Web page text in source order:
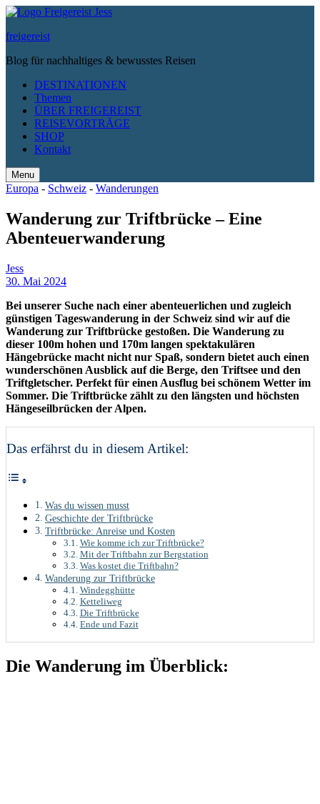
freigereist
Blog für nachhaltiges & bewusstes Reisen
DESTINATIONEN
Themen
ÜBER FREIGEREIST
REISEVORTRÄGE
SHOP
Kontakt
Menu
Search
Europa - Schweiz - Wanderungen
Wanderung zur Triftbrücke – Eine
Abenteuerwanderung
Jess
30. Mai 2024
Bei unserer Suche nach einer abenteuerlichen und zugleich
günstigen Tageswanderung in der Schweiz sind wir auf die
Wanderung zur Triftbrücke gestoßen. Die Wanderung zu
dieser 100m hohen und 170m langen spektakulären
Hängebrücke macht nicht nur Spaß, sondern bietet auch einen
wunderschönen Ausblick auf die Berge, den Triftsee und den
Triftgletscher. Perfekt für einen Ausflug bei schönem Wetter im
Sommer. Die Triftbrücke zählt zu den längsten und höchsten
Hängeseilbrücken der Alpen.
Das erfährst du in diesem Artikel:
Was du wissen musst
Geschichte der Triftbrücke
Triftbrücke: Anreise und Kosten
Wie komme ich zur Triftbrücke?
Mit der Triftbahn zur Bergstation
Was kostet die Triftbahn?
Wanderung zur Triftbrücke
Windegghütte
Ketteliweg
Die Triftbrücke
Ende und Fazit
Die Wanderung im Überblick: